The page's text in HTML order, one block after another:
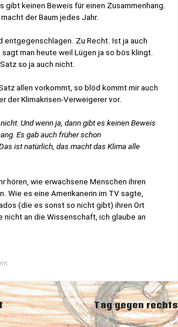
gibt keinen Beweis für einen Zusammenhang.
der Baum jedes Jahr.
entgegenschlagen. Zu Recht. Ist ja auch
man heute weil Lügen ja so bös klingt.
so ja auch nicht.
allen vorkommt, so blöd kommt mir auch
der Klimakrisen-Verweigerer vor.
Und wenn ja, dann gibt es keinen Beweis
Es gab auch früher schon
ist natürlich, das macht das Klima alle
hören, wie erwachsene Menschen ihren
Wie es eine Amerikanerin im TV sagte,
(die es sonst so nicht gibt) ihren Ort
nicht an die Wissenschaft, ich glaube an
Tag gegen rechts